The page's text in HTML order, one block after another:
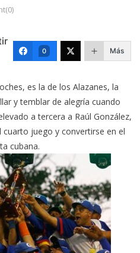
0 Más
es la de los Alazanes, la
y temblar de alegría cuando
a tercera a Raúl González,
juego y convertirse en el
cubana.